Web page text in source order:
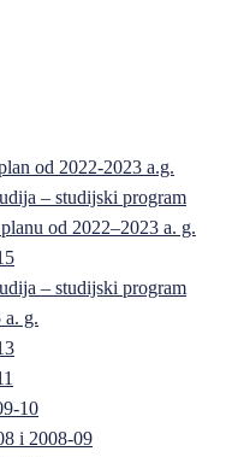
od 2022-2023 a.g.
– studijski program
od 2022–2023 a. g.
– studijski program
a. g.
10
i 2008-09